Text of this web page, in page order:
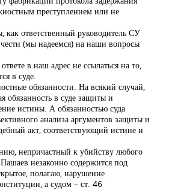
преступлением или не
как ответственный руководитель СУ
(мы надеемся) на наши вопросы
в наш адрес не ссылаться на то,
в суде.
обязанности. На всякий случай,
обязанность в суде защиты и
истины. А обязанностью суда
анализа аргументов защиты и
акт, соответствующий истине и
непричастный к убийству любого
незаконно содержится под
полагаю, нарушение
а судом – ст. 46